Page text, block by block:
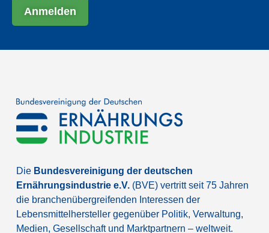
Anmelden
Die Bundesvereinigung der deutschen
Ernährungsindustrie e.V. (BVE) vertritt seit 75 Jahren
die branchenübergreifenden Interessen der
Lebensmittelhersteller gegenüber Politik, Verwaltung,
Medien, Gesellschaft und Marktpartnern – weltweit.